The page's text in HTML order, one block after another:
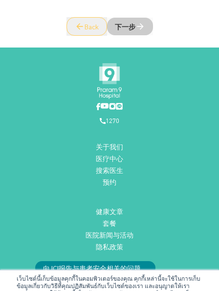
เว็บไซต์นี้เก็บข้อมูลคุกกี้ในคอมพิวเตอร์ของคุณ คุกกี้เหล่านี้จะใช้ในการเก็บ
ข้อมูลเกี่ยวกับวิธีที่คุณปฏิสัมพันธ์กับเว็บไซต์ของเรา และอนุญาตให้เรา
Back 下一步
1270
关于我们
医疗中心
搜索医生
预约
健康文章
套餐
医院新闻与活动
隐私政策
向JCI报告与患者安全相关的问题。
或发送邮件至RMD@praram9.com与我们联系。